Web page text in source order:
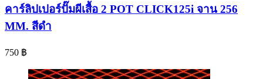
คาร์ลิปเปอร์ปั๊มผีเสื้อ 2 POT CLICK125i จาน 256
MM. สีดำ
750 ฿